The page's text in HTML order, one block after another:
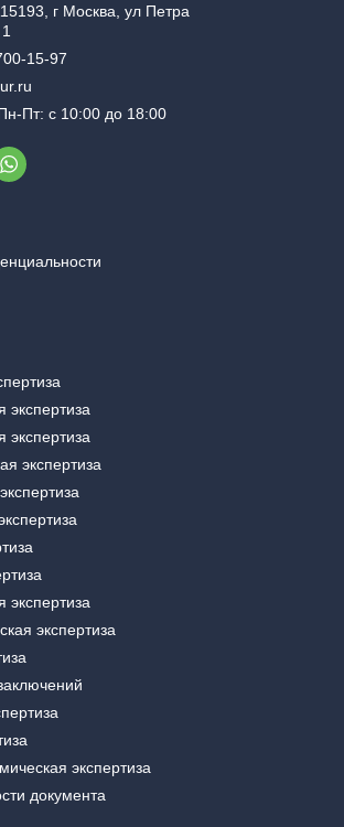
г Москва, ул Петра
15-97
Пт: с 10:00 до 18:00
экспертиза
экспертиза
экспертиза
экспертиза
экспертиза
экспертиза
документа